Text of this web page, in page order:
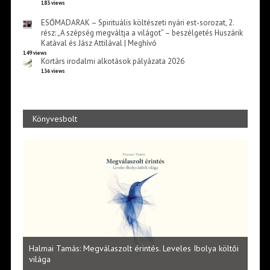
183 views
ESŐMADARAK – Spirituális költészeti nyári est-sorozat, 2.
rész: „A szépség megváltja a világot” – beszélgetés Huszárik
Katával és Jász Attilával | Meghívó
149 views
Kortárs irodalmi alkotások pályázata 2026
136 views
Könyvesbolt
Halmai Tamás: Megválaszolt érintés. Leveles Ibolya költői
világa